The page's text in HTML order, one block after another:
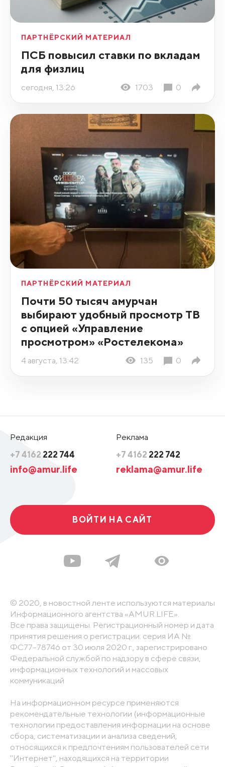
ПАРТНЁРСКИЙ МАТЕРИАЛ
ПСБ повысил ставки по вкладам
для физлиц
сегодня, 13:26 1703 0
ПАРТНЁРСКИЙ МАТЕРИАЛ
Почти 50 тысяч амурчан
выбирают удобный просмотр ТВ
с опцией «Управление
просмотром» «Ростелекома»
4 августа, 13:42 135 0
Редакция
+7 4162 222 744
info@amur.life
Реклама
+7 4162 222 742
reklama@amur.life
ВОЙТИ НА САЙТ
© 2020, в новостной ленте используются материалы
Информационного агентства «AMUR.LIFE».
Все права защищены. Регистрационный номер и дата
принятия решения о регистрации: серия ИА №
ФС77-78746 от 30 июля 2020 г., зарегистрировано
Федеральной службой по надзору в сфере связи,
информационных технологий и массовых
коммуникаций
На информационном ресурсе применяются
рекомендательные технологии (информационные
технологии предоставления информации на основе
сбора, систематизации и анализа сведений,
относящихся к предпочтениям пользователей сети
"Интернет", находящихся на территории